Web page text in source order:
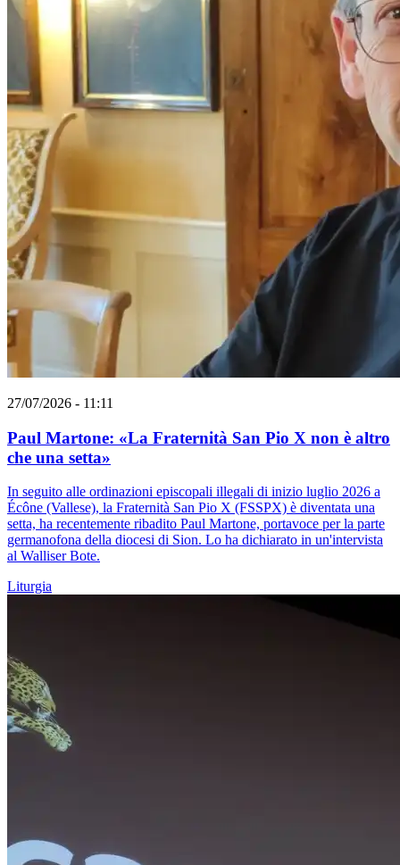
27/07/2026 - 11:11
Paul Martone: «La Fraternità San Pio X non è altro
che una setta»
In seguito alle ordinazioni episcopali illegali di inizio luglio 2026 a
Écône (Vallese), la Fraternità San Pio X (FSSPX) è diventata una
setta, ha recentemente ribadito Paul Martone, portavoce per la parte
germanofona della diocesi di Sion. Lo ha dichiarato in un'intervista
al Walliser Bote.
Liturgia